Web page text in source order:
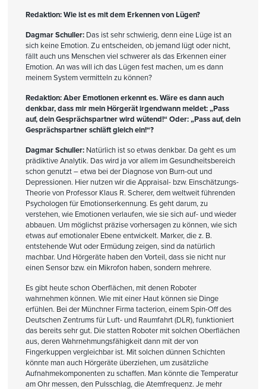
Redaktion: Wie ist es mit dem Erkennen von Lügen?
Dagmar Schuller: Das ist sehr schwierig, denn eine Lüge ist an
sich keine Emotion. Zu entscheiden, ob jemand lügt oder nicht,
fällt auch uns Menschen viel schwerer als das Erkennen einer
Emotion. An was will ich das Lügen fest machen, um es dann
meinem System vermitteln zu können?
Redaktion: Aber Emotionen erkennt es. Wäre es dann auch
denkbar, dass mir mein Hörgerät irgendwann meldet: „Pass
auf, dein Gesprächspartner wird wütend!“ Oder: „Pass auf, dein
Gesprächspartner schläft gleich ein!“?
Dagmar Schuller:Natürlich ist so etwas denkbar. Da geht es um
prädiktive Analytik. Das wird ja vor allem im Gesundheitsbereich
schon genutzt – etwa bei der Diagnose von Burn-out und
Depressionen. Hier nutzen wir die Appraisal- bzw. Einschätzungs-
Theorie von Professor Klaus R. Scherer, dem weltweit führenden
Psychologen für Emotionserkennung. Es geht darum, zu
verstehen, wie Emotionen verlaufen, wie sie sich auf- und wieder
abbauen. Um möglichst präzise vorhersagen zu können, wie sich
etwas auf emotionaler Ebene entwickelt. Marker, die z. B.
entstehende Wut oder Ermüdung zeigen, sind da natürlich
machbar. Und Hörgeräte haben den Vorteil, dass sie nicht nur
einen Sensor bzw. ein Mikrofon haben, sondern mehrere.
Es gibt heute schon Oberflächen, mit denen Roboter
wahrnehmen können. Wie mit einer Haut können sie Dinge
erfühlen. Bei der Münchner Firma tacterion, einem Spin-Off des
Deutschen Zentrums für Luft- und Raumfahrt (DLR), funktioniert
das bereits sehr gut. Die statten Roboter mit solchen Oberflächen
aus, deren Wahrnehmungsfähigkeit dann mit der von
Fingerkuppen vergleichbar ist. Mit solchen dünnen Schichten
könnte man auch Hörgeräte überziehen, um zusätzliche
Aufnahmekomponenten zu schaffen. Man könnte die Temperatur
am Ohr messen, den Pulsschlag, die Atemfrequenz. Je mehr